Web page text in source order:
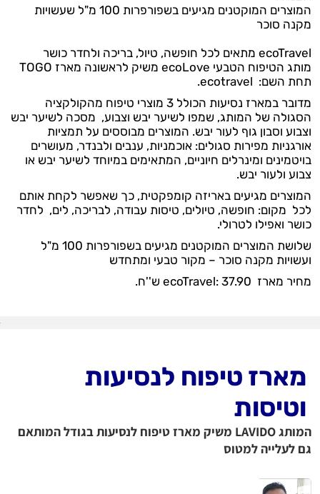
המוצרים המוקטנים מגיעים בשפורפרות 100 מ"ל שעשויות
מקנה סוכר
ecoTravel מתאים לכל חופשה, טיול, בריכה ולחדר כושר
מותג הטיפוח הטבעי ecoLove משיק לראשונה מארז TOGO
תחת השם: ecotravel.
מדובר במארז נסיעות הכולל 3 מוצרי טיפוח מהקולקציה
הסגולה של המותג, שמפו לשיער יבש וצבוע, מסכה לשיער יבש
וצבוע וסבון גוף לעור יבש. המוצרים מבוססים על תמציות
אורגניות מפירות סגולים: אוכמניות, ענבים ולבנדר, מעושרים
בויטמינים ומינרלים חיוניים, המתאימים במיוחד לשיער יבש או
צבוע ולעור יבש.
המוצרים מגיעים באריזה קומפקטית, כך שאפשר לקחת אותם
לכל מקום: חופשה, טיולים, טיסות עבודה, לבריכה, לים, לחדר
כושר ואפילו לטרולי.
שלושת המוצרים המוקטנים מגיעים בשפורפרות 100 מ"ל
ועשויות מקנה סוכר – מקור טבעי ומתחדש
מחיר מארז ecoTravel: 37.90 ש''ח.
מארז טיפוח לנסיעות
וטיסות
המותג LAVIDO משיק מארז טיפוח לנסיעות בגודל המותאם
גם לעלייה למטוס